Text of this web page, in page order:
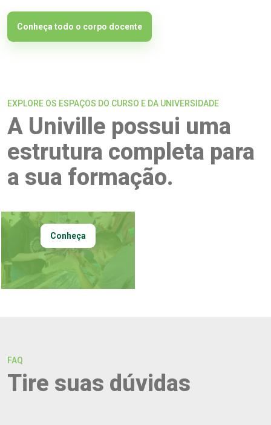
Conheça todo o corpo docente
EXPLORE OS ESPAÇOS DO CURSO E DA UNIVERSIDADE
A Univille possui uma
estrutura completa para
a sua formação.
Conheça
FAQ
Tire suas dúvidas